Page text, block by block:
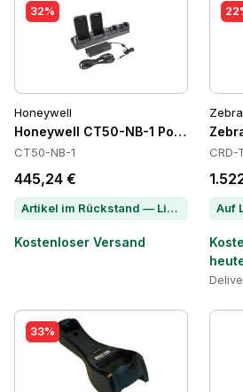
32%
Honeywell
Honeywell CT50-NB-1 Power
CT50-NB-1
445,24 €
Artikel im Rückstand — Lieferzeit per Chat erfragen
Kostenloser Versand
Zebra
CRD-
Auf
33%